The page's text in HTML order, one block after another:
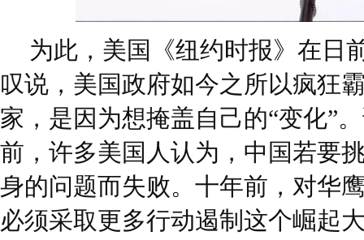
为此，美国《纽约时报》在日
叹说，美国政府如今之所以疯狂
家，是因为想掩盖自己的“变化”
前，许多美国人认为，中国若要
身的问题而失败。十年前，对华
必须采取更多行动遏制这个崛起